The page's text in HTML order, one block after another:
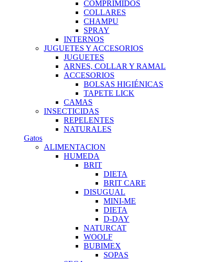
COMPRIMIDOS
COLLARES
CHAMPU
SPRAY
INTERNOS
JUGUETES Y ACCESORIOS
JUGUETES
ARNES, COLLAR Y RAMAL
ACCESORIOS
BOLSAS HIGIÉNICAS
TAPETE LICK
CAMAS
INSECTICIDAS
REPELENTES
NATURALES
Gatos
ALIMENTACION
HUMEDA
BRIT
DIETA
BRIT CARE
DISUGUAL
MINI-ME
DIETA
D-DAY
NATURCAT
WOOLF
BUBIMEX
SOPAS